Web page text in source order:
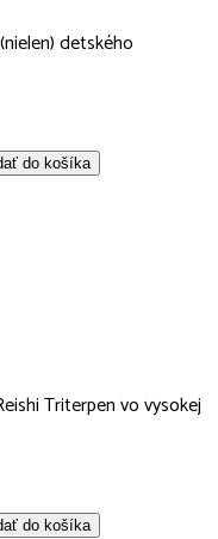
detského
Triterpen vo vysokej